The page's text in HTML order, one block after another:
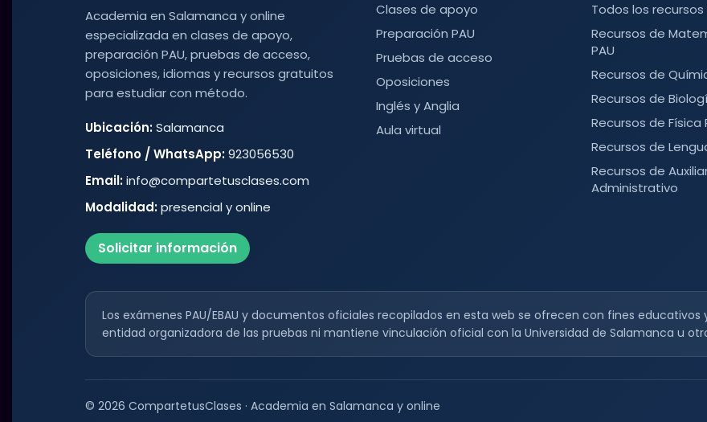
Academia en Salamanca y online
especializada en clases de apoyo,
preparación PAU, pruebas de acceso,
oposiciones, idiomas y recursos gratuitos
para estudiar con método.
Ubicación:Salamanca
Teléfono / WhatsApp:923056530
Email:info@compartetusclases.com
Modalidad:presencial y online
Solicitar información
Clases de apoyo
Preparación PAU
Pruebas de acceso
Oposiciones
Inglés y Anglia
Aula virtual
Todos los
Recursos de
PAU
Recursos de
Recursos de
Recursos de Física
Recursos de
Recursos de
Administrativo
Los exámenes PAU/EBAU y documentos oficiales recopilados en esta web se ofrecen con fines
entidad organizadora de las pruebas ni mantiene vinculación oficial con la Universidad de Salamanca u
© 2026 CompartetusClases · Academia en Salamanca y online